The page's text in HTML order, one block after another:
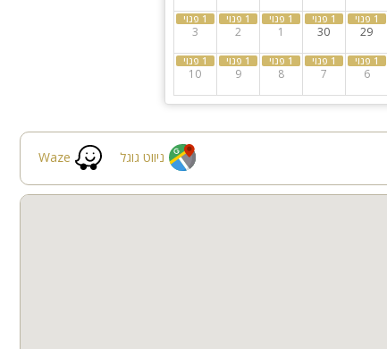
29
30
1
2
3
6
7
8
9
10
Waze ניווט גוגל